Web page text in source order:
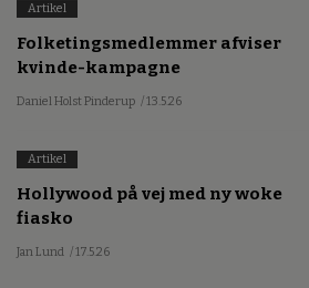
Artikel
Folketingsmedlemmer afviser
kvinde-kampagne
Daniel Holst Pinderup / 13.5.26
Artikel
Hollywood på vej med ny woke
fiasko
Jan Lund / 17.5.26